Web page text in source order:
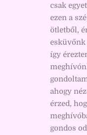
csak
ezen a
ötletből,
esküvőnk
így
ahogy
érzed,
gondos